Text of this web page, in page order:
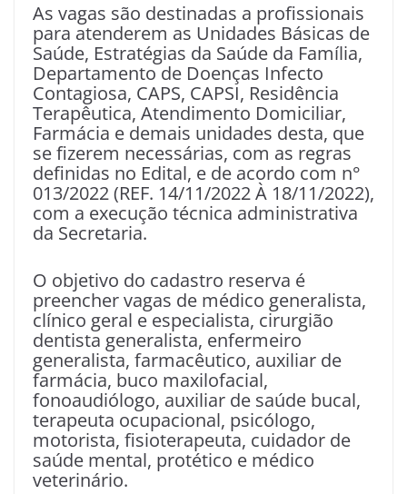
As vagas são destinadas a profissionais
para atenderem as Unidades Básicas de
Saúde, Estratégias da Saúde da Família,
Departamento de Doenças Infecto
Contagiosa, CAPS, CAPSI, Residência
Terapêutica, Atendimento Domiciliar,
Farmácia e demais unidades desta, que
se fizerem necessárias, com as regras
definidas no Edital, e de acordo com n°
013/2022 (REF. 14/11/2022 À 18/11/2022),
com a execução técnica administrativa
da Secretaria.
O objetivo do cadastro reserva é
preencher vagas de médico generalista,
clínico geral e especialista, cirurgião
dentista generalista, enfermeiro
generalista, farmacêutico, auxiliar de
farmácia, buco maxilofacial,
fonoaudiólogo, auxiliar de saúde bucal,
terapeuta ocupacional, psicólogo,
motorista, fisioterapeuta, cuidador de
saúde mental, protético e médico
veterinário.